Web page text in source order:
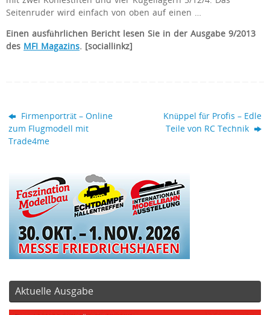
Seitenruder wird einfach von oben auf einen …
Einen ausführlichen Bericht lesen Sie in der Ausgabe 9/2013
des MFI Magazins. [sociallinkz]
Firmenporträt – Online
zum Flugmodell mit
Trade4me
Knüppel für Profis – Edle
Teile von RC Technik
Aktuelle Ausgabe